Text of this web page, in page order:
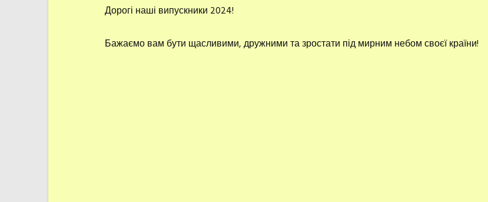
Дорогі наші випускники 2024!
Бажаємо вам бути щасливими, дружними та зростати під мирним небом своєї країни!